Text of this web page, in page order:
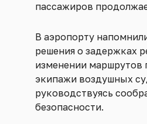
пассажиров
В аэропорту
решения о задержках
изменении маршрутов
экипажи воздушных
руководствуясь
безопасности.